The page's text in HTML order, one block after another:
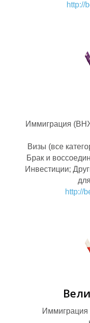
http://
Иммиграция
Визы (все
Брак и
Инвестиции;
http://